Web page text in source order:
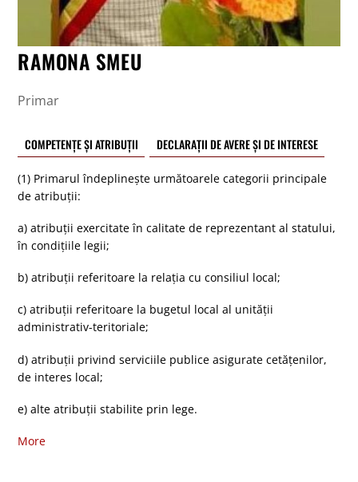
RAMONA SMEU
Primar
COMPETENȚE ȘI ATRIBUȚII DECLARAȚII DE AVERE ȘI DE INTERESE
(1) Primarul îndeplineşte următoarele categorii principale
de atribuţii:
a) atribuţii exercitate în calitate de reprezentant al statului,
în condiţiile legii;
b) atribuţii referitoare la relaţia cu consiliul local;
c) atribuţii referitoare la bugetul local al unităţii
administrativ-teritoriale;
d) atribuţii privind serviciile publice asigurate cetăţenilor,
de interes local;
e) alte atribuţii stabilite prin lege.
More